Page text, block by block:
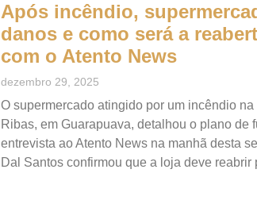
Após incêndio,
danos e como será a
com o Atento News
dezembro 29, 2025
O supermercado atingido por um incêndio
Ribas, em Guarapuava, detalhou o plano de
entrevista ao Atento News na manhã desta
Dal Santos confirmou que a loja deve